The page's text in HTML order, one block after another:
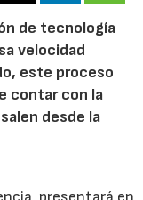
de tecnología
velocidad
este proceso
contar con la
desde la